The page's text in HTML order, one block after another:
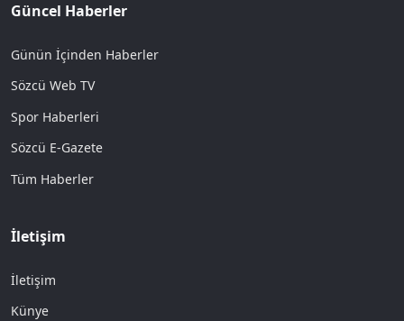
Güncel Haberler
Günün İçinden Haberler
Sözcü Web TV
Spor Haberleri
Sözcü E-Gazete
Tüm Haberler
İletişim
İletişim
Künye